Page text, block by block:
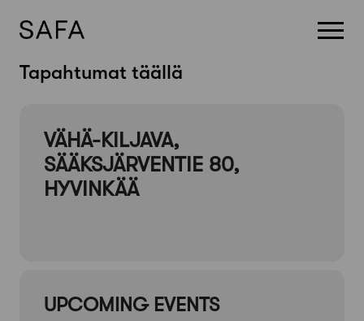
SkipTapahtumat täällä
VÄHÄ-KILJAVA,
SÄÄKSJÄRVENTIE 80,
HYVINKÄÄ
UPCOMING EVENTS